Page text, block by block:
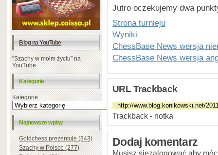
Blog na YouTube
"Szachy w moim życiu" na
YouTube
Kategorie
Kategorie
Najnowsze wpisy
Goldchess prezentuje (343)
Szachy w Polsce (277)
Jutro oczekujemy dwa
Strona turnieju
Wyniki
ChessBase News wersja
ChessBase News wersja
URL Trackback
Trackback - notka
Dodaj komentarz
Musisz sięzalogować aby